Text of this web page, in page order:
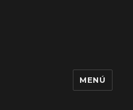
MENÚ